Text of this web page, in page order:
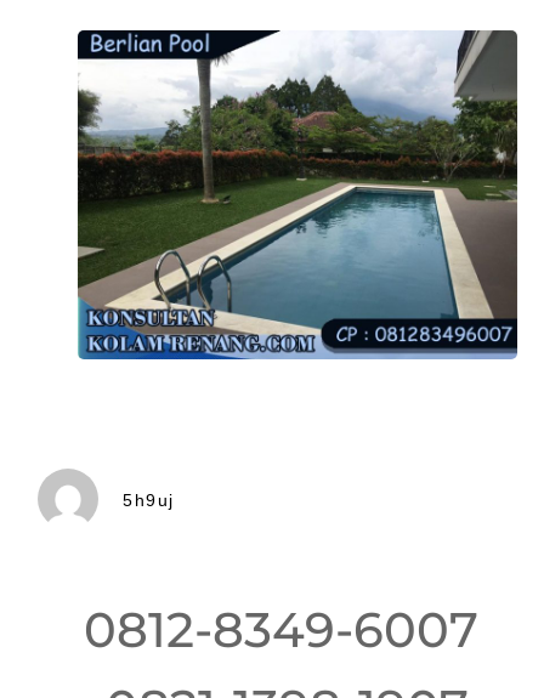
5h9uj
0812-8349-6007